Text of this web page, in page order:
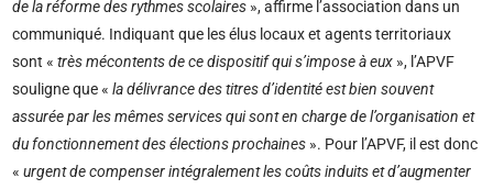
de la réforme des rythmes scolaires », affirme l’association dans un
communiqué. Indiquant que les élus locaux et agents territoriaux
sont «très mécontents de ce dispositif qui s’impose à eux », l’APVF
souligne que «la délivrance des titres d’identité est bien souvent
assurée par les mêmes services qui sont en charge de l’organisation et
du fonctionnement des élections prochaines ». Pour l’APVF, il est donc
«urgent de compenser intégralement les coûts induits et d’augmenter